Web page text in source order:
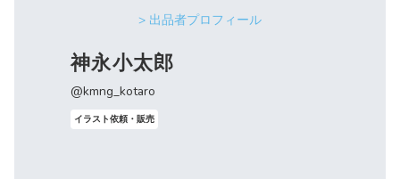
> 出品者プロフィール
神永小太郎
@kmng_kotaro
イラスト依頼・販売